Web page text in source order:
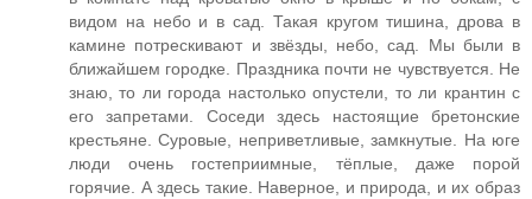
видом на небо и в сад. Такая кругом тишина, дрова в
камине потрескивают и звёзды, небо, сад. Мы были в
ближайшем городке. Праздника почти не чувствуется. Не
знаю, то ли города настолько опустели, то ли крантин с
его запретами. Соседи здесь настоящие бретонские
крестьяне. Суровые, неприветливые, замкнутые. На юге
люди очень гостеприимные, тёплые, даже порой
горячие. А здесь такие. Наверное, и природа, и их образ